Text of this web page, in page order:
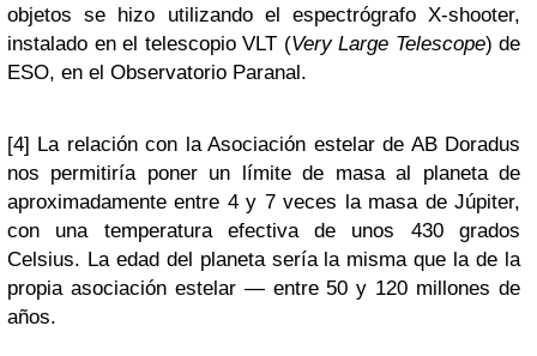
objetos se hizo utilizando el espectrógrafo X-shooter,
instalado en el telescopio VLT (Very Large Telescope) de
ESO, en el Observatorio Paranal.
[4] La relación con la Asociación estelar de AB Doradus
nos permitiría poner un límite de masa al planeta de
aproximadamente entre 4 y 7 veces la masa de Júpiter,
con una temperatura efectiva de unos 430 grados
Celsius. La edad del planeta sería la misma que la de la
propia asociación estelar — entre 50 y 120 millones de
años.